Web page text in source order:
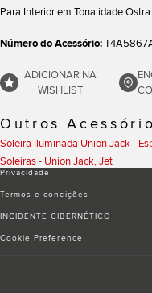
Para Interior em Tonalidade Ostra
Número do Acessório:
ADICIONAR NA
WISHLIST
Outros
Soleira Iluminada Union Jack -
Soleiras - Union Jack, Jet
Privacidade
Termos e conciҫões
INCIDENTE CIBERNÉTICO
Cookie Preference